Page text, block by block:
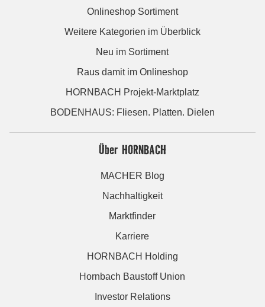
Onlineshop Sortiment
Weitere Kategorien im Überblick
Neu im Sortiment
Raus damit im Onlineshop
HORNBACH Projekt-Marktplatz
BODENHAUS: Fliesen. Platten. Dielen
Über HORNBACH
MACHER Blog
Nachhaltigkeit
Marktfinder
Karriere
HORNBACH Holding
Hornbach Baustoff Union
Investor Relations